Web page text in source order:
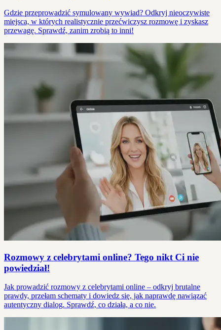
Gdzie przeprowadzić symulowany wywiad? Odkryj nieoczywiste
miejsca, w których realistycznie przećwiczysz rozmowę i zyskasz
przewagę. Sprawdź, zanim zrobią to inni!
Rozmowy z celebrytami online? Tego nikt Ci nie
powiedział!
Jak prowadzić rozmowy z celebrytami online – odkryj brutalne
prawdy, przełam schematy i dowiedz się, jak naprawdę nawiązać
autentyczny dialog. Sprawdź, co działa, a co nie.